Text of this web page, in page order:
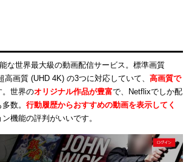
な世界最大級の動画配信サービス。標準画質
高画質 (UHD 4K) の3つに対応していて、 高画質で
。世界のオリジナル作品が豊富で、Netflixでしか配
数。 行動履歴からおすすめの動画を表示してく
機能の評判がいいです。